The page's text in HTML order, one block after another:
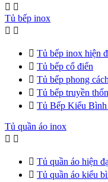
 
Tủ bếp inox
 
 Tủ bếp inox hiện
 Tủ bếp cổ điển
 Tủ bếp phong
 Tủ bếp truyền
 Tủ Bếp Kiểu Bình
Tủ quần áo inox
 
 Tủ quần áo hiện
 Tủ quần áo kiểu